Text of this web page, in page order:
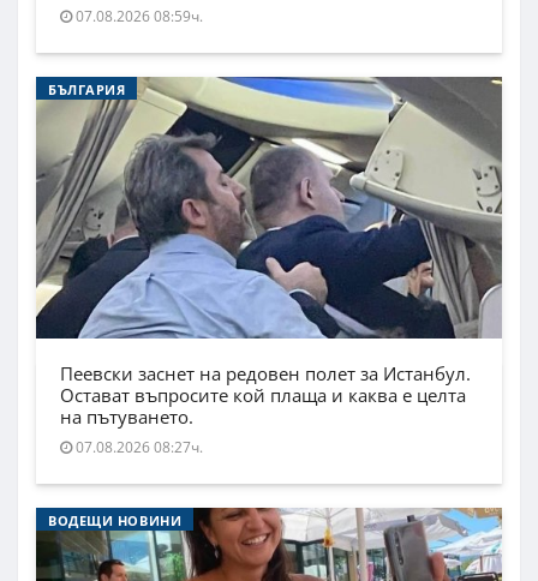
07.08.2026 08:59ч.
БЪЛГАРИЯ
Пеевски заснет на редовен полет за Истанбул.
Остават въпросите кой плаща и каква е целта
на пътуването.
07.08.2026 08:27ч.
ВОДЕЩИ НОВИНИ